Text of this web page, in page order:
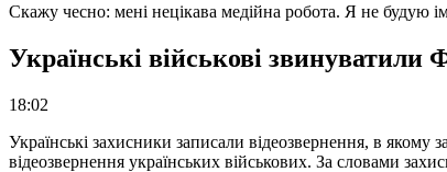
Скажу чесно: мені нецікава медійна робота. Я не будую
Українські військові звинуватили
18:02
Українські захисники записали відеозвернення, в якому
відеозвернення українських військових. За словами